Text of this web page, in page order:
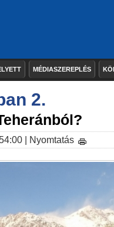
MÉDIASZEREPLÉS
2.
| Nyomtatás